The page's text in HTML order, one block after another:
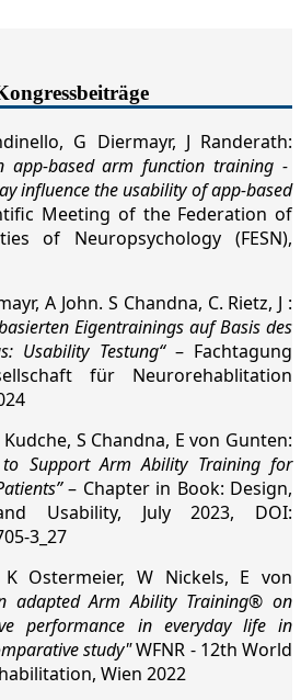
G Diermayr, J Randerath:
app-based arm function training -
influence the usability of app-based
Meeting of the Federation of
of Neuropsychology (FESN),
A John. S Chandna, C. Rietz, J :
Eigentrainings auf Basis des
Usability Testung“ – Fachtagung
für Neurorehablitation
S Chandna, E von Gunten:
Support Arm Ability Training for
– Chapter in Book: Design,
Usability, July 2023, DOI:
3_27
Ostermeier, W Nickels, E von
adapted Arm Ability Training® on
performance in everyday life in
study"WFNR - 12th World
Wien 2022